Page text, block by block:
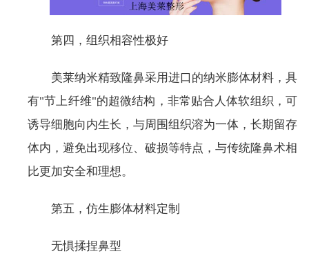
第四，组织相容性极好
美莱纳米精致隆鼻采用进口的纳米膨体材料，具
有"节上纤维"的超微结构，非常贴合人体软组织，可
诱导细胞向内生长，与周围组织溶为一体，长期留存
体内，避免出现移位、破损等特点，与传统隆鼻术相
比更加安全和理想。
第五，仿生膨体材料定制
无惧揉捏鼻型